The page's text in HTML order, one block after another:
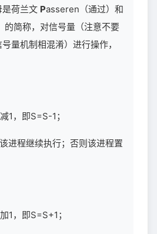
荷兰文 Passeren（通过）和
简称，对信号量（注意不要
量机制相混淆）进行操作，
，即S=S-1；
程继续执行；否则该进程置
，即S=S+1；